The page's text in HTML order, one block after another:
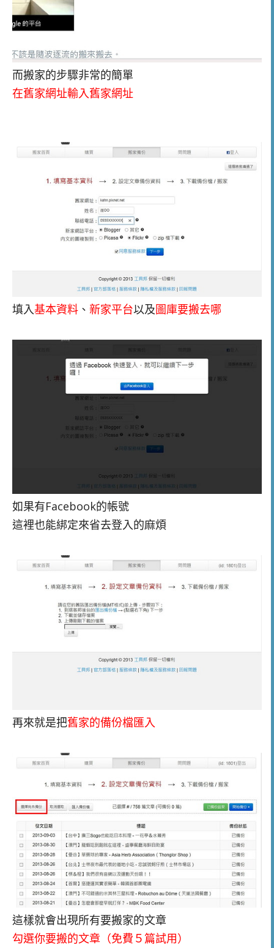
而搬家的步驟非常的簡單
在舊家網址輸入舊家網址
填入基本資料 、 新家平台以及圖庫要搬去哪
如果有Facebook的帳號
這裡也能綁定來省去登入的麻煩
再來就是把舊家的備份檔匯入
這樣就會出現所有要搬家的文章
勾選你要搬的文章（免費５篇試用）